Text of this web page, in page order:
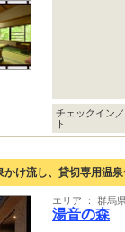
チェックイン
ト
かけ流し、貸切専用温
エリア ： 群馬
湯音の森